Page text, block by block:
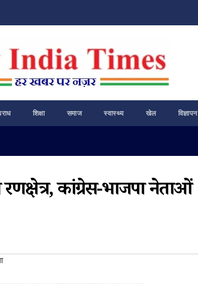
शिक्षा समाज स्वास्थ्य खेल विज्ञापन
कांग्रेस-भाजपा नेताओं